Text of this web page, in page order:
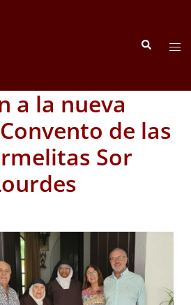
a la nueva
de las
Sor